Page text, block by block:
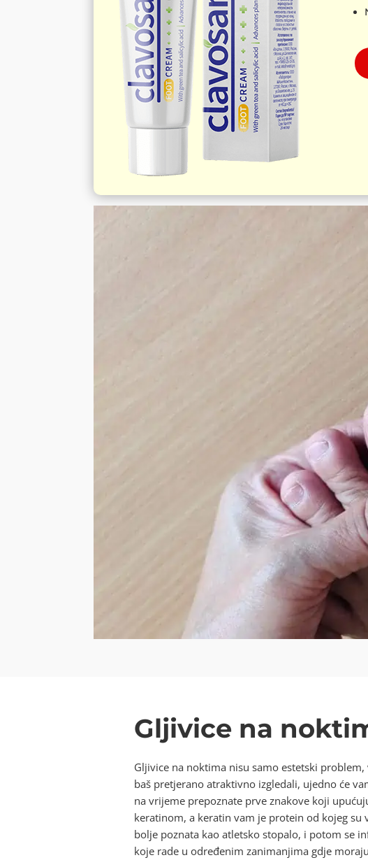
Gljivice na
Gljivice na noktima nisu samo estetski
baš pretjerano atraktivno izgledali, ujedno će
na vrijeme prepoznate prve znakove koji
keratinom, a keratin vam je protein od kojeg su
bolje poznata kao atletsko stopalo, i potom se
koje rade u određenim zanimanjima gdje